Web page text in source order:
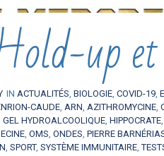
up
IN ACTUALITÉS, BIOLOGIE, COVID-19,
CAUDE, ARN, AZITHROMYCINE,
GEL HYDROALCOOLIQUE, HIPPOCRATE,
, OMS, ONDES, PIERRE
, SPORT, SYSTÈME IMMUNITAIRE,